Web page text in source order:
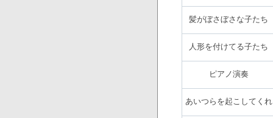
髪がぼさぼさな子たち
人形を付けてる子たち
ピアノ演奏
あいつらを起こしてくれ